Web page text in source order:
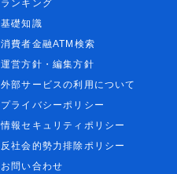
ランキング
基礎知識
消費者金融ATM検索
運営方針・編集方針
外部サービスの利用について
プライバシーポリシー
情報セキュリティポリシー
反社会的勢力排除ポリシー
お問い合わせ